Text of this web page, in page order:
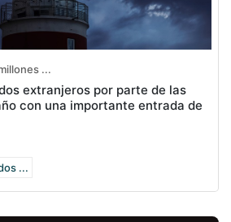
...
extranjeros por parte de las
con una importante entrada de
...